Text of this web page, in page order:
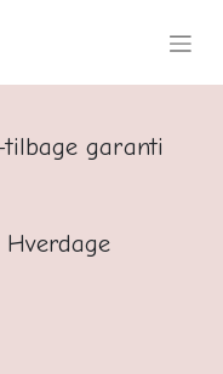
tilbage garanti